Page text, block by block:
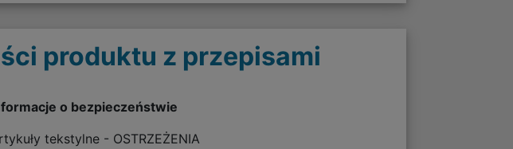
produktu z przepisami
o bezpieczeństwie
tekstylne - OSTRZEŻENIA